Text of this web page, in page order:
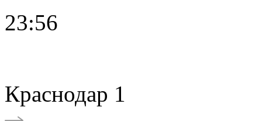
23:56
Краснодар 1